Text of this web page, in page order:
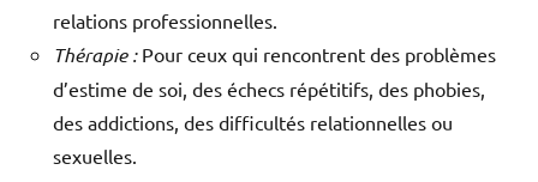
relations professionnelles.
Thérapie :Pour ceux qui rencontrent des problèmes
d’estime de soi, des échecs répétitifs, des phobies,
des addictions, des difficultés relationnelles ou
sexuelles.